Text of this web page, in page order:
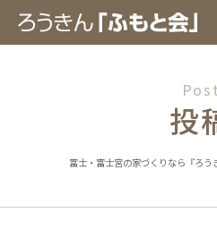
Post
投
富士・富士宮の家づくりなら『ろう